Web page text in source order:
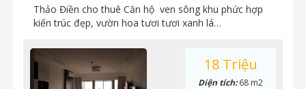
Thảo Điền cho thuê Căn hộ ven sông khu phức hợp
kiến trúc đẹp, vườn hoa tươi tươi xanh lá…
18 Triệu
Diện tích:68 m2